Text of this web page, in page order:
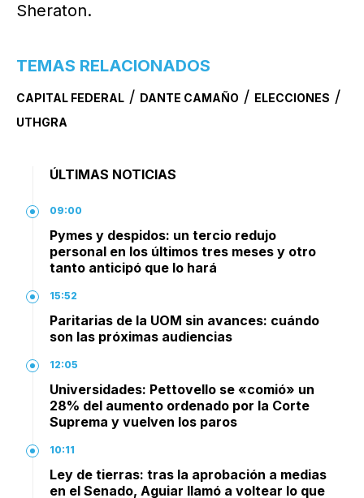
Sheraton.
TEMAS RELACIONADOS
CAPITAL FEDERAL / DANTE CAMAÑO / ELECCIONES /
UTHGRA
ÚLTIMAS NOTICIAS
09:00
Pymes y despidos: un tercio redujo
personal en los últimos tres meses y otro
tanto anticipó que lo hará
15:52
Paritarias de la UOM sin avances: cuándo
son las próximas audiencias
12:05
Universidades: Pettovello se «comió» un
28% del aumento ordenado por la Corte
Suprema y vuelven los paros
10:11
Ley de tierras: tras la aprobación a medias
en el Senado, Aguiar llamó a voltear lo que